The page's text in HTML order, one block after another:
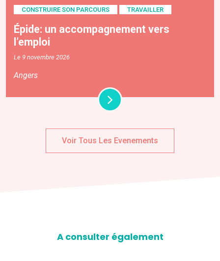
CONSTRUIRE SON PARCOURS TRAVAILLER
Épide: un accompagnement vers
l’emploi
Le 9 novembre 2026
Angers
Voir Tous Les Evenements
A consulter également